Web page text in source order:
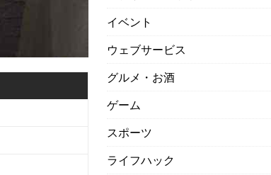
イベント
ウェブサービス
グルメ・お酒
ゲーム
スポーツ
ライフハック